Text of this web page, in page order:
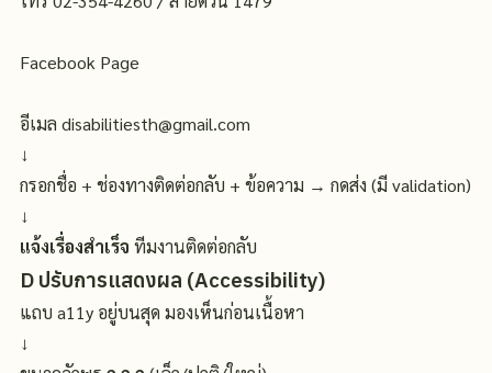
Facebook Page
อีเมล disabilitiesth@gmail.com
↓
กรอกชื่อ + ช่องทางติดต่อกลับ + ข้อความ → กดส่ง (มี validation)
↓
แจ้งเรื่องสำเร็จ ทีมงานติดต่อกลับ
D ปรับการแสดงผล (Accessibility)
แถบ a11y อยู่บนสุด มองเห็นก่อนเนื้อหา
↓